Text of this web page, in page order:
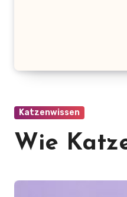
Katzenwissen
Wie